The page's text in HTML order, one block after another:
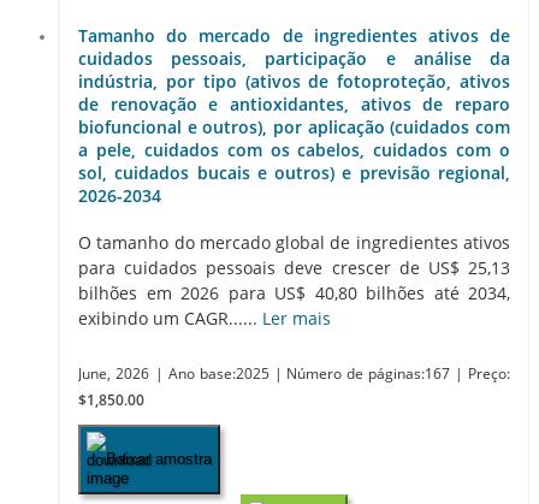
Tamanho do mercado de ingredientes ativos de
cuidados pessoais, participação e análise da
indústria, por tipo (ativos de fotoproteção, ativos
de renovação e antioxidantes, ativos de reparo
biofuncional e outros), por aplicação (cuidados com
a pele, cuidados com os cabelos, cuidados com o
sol, cuidados bucais e outros) e previsão regional,
2026-2034
O tamanho do mercado global de ingredientes ativos
para cuidados pessoais deve crescer de US$ 25,13
bilhões em 2026 para US$ 40,80 bilhões até 2034,
exibindo um CAGR...... Ler mais
June, 2026 | Ano base:2025 | Número de páginas:167 | Preço:
$1,850.00
Baixar amostra